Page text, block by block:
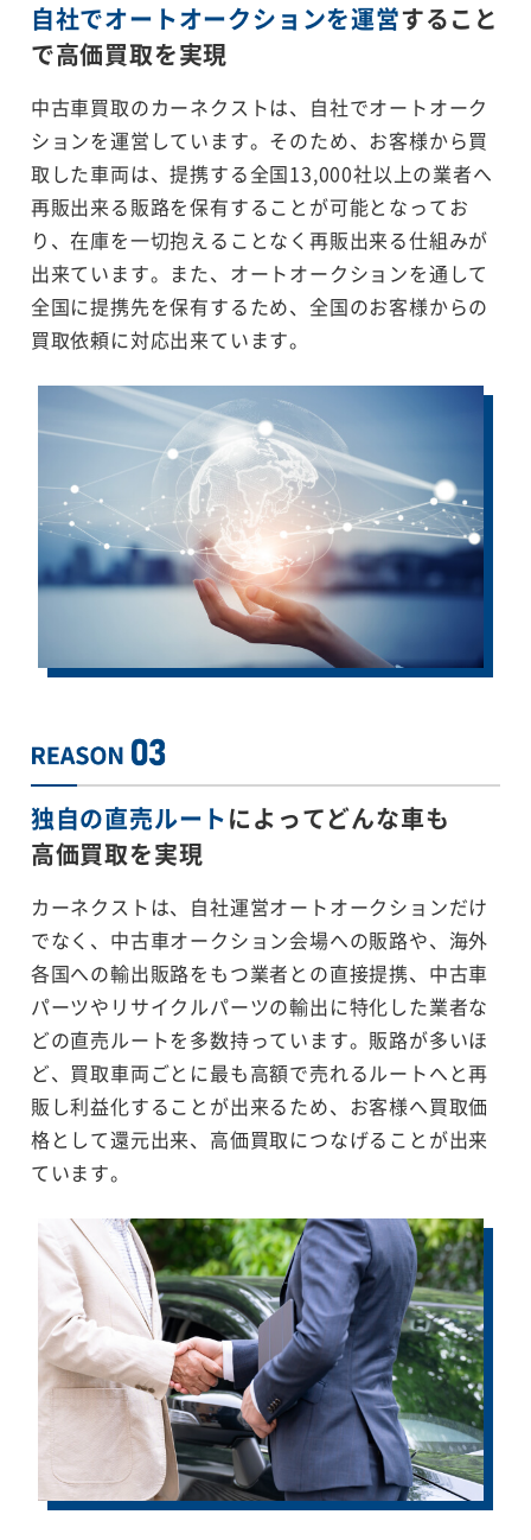
自社でオートオークションを運営すること
で高価買取を実現
中古車買取のカーネクストは、自社でオートオーク
ションを運営しています。そのため、お客様から買
取した車両は、提携する全国13,000社以上の業者へ
再販出来る販路を保有することが可能となってお
り、在庫を一切抱えることなく再販出来る仕組みが
出来ています。また、オートオークションを通して
全国に提携先を保有するため、全国のお客様からの
買取依頼に対応出来ています。
独自の直売ルートによってどんな車も
高価買取を実現
カーネクストは、自社運営オートオークションだけ
でなく、中古車オークション会場への販路や、海外
各国への輸出販路をもつ業者との直接提携、中古車
パーツやリサイクルパーツの輸出に特化した業者な
どの直売ルートを多数持っています。販路が多いほ
ど、買取車両ごとに最も高額で売れるルートへと再
販し利益化することが出来るため、お客様へ買取価
格として還元出来、高価買取につなげることが出来
ています。